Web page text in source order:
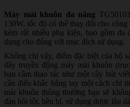
Máy mài khuôn đa năng
130W, tốc độ có thể thay đổi cho
kèm rất nhiều phụ kiện, bao gồm đa
dụng cho đúng với mục đích sử dụng.
Không chỉ vậy, điểm đặc biệt của bộ
dây truyền động máy mài khuôn
bạn cầm thao tác như một cây bút
cầu điêu khắc bằng tay một cách chi
mài khuôn thông thường bạn sẽ
đàn hồi tốt, bền bỉ, sử dụng được lâu